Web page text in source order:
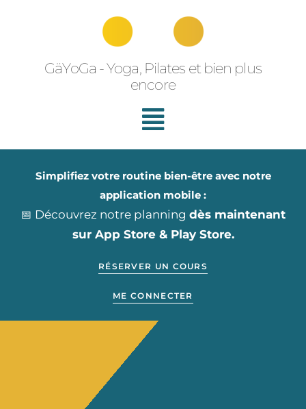
GäYoGa - Yoga, Pilates et bien plus
encore
Simplifiez votre routine bien-être avec notre
application mobile :
📅 Découvrez notre planning dès maintenant
sur App Store & Play Store.
RÉSERVER UN COURS
ME CONNECTER